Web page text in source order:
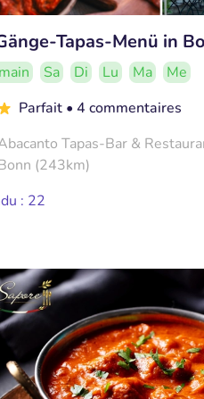
Tapas-Menü in
Sa Di Lu Ma
Me
Parfait • 4 commentaires
Tapas-Bar &
(243km)
: 22